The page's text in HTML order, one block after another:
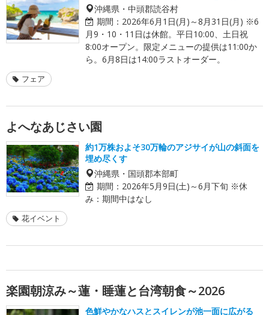
沖縄県・中頭郡読谷村
期間： 2026年6月1日(月)～8月31日(月) ※6
月9・10・11日は休館。平日10:00、土日祝
8:00オープン。限定メニューの提供は11:00か
ら。6月8日は14:00ラストオーダー。
フェア
よへなあじさい園
約1万株およそ30万輪のアジサイが山の斜面を
埋め尽くす
沖縄県・国頭郡本部町
期間： 2026年5月9日(土)～6月下旬 ※休
み：期間中はなし
花イベント
楽園朝涼み～蓮・睡蓮と台湾朝食～2026
色鮮やかなハスとスイレンが池一面に広がる